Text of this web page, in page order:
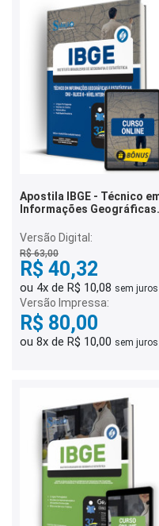
Apostila IBGE - Técnico em
Informações Geográficas
Bloco 8 - Nível
Intermediário
Versão Digital:
R$ 63,00
R$ 40,32
ou 4x de R$ 10,08 sem juros
Versão Impressa:
R$ 80,00
ou 8x de R$ 10,00 sem juros